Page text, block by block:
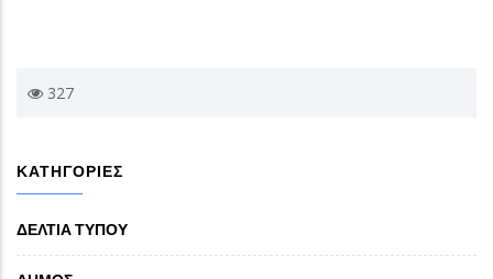
327
ΚΑΤΗΓΟΡΙΕΣ
ΔΕΛΤΙΑ ΤΥΠΟΥ